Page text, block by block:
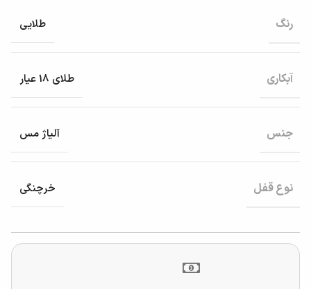
رنگ طلایی
آبکاری طلای 18 عیار
جنس آلیاژ مس
نوع قفل خرچنگی